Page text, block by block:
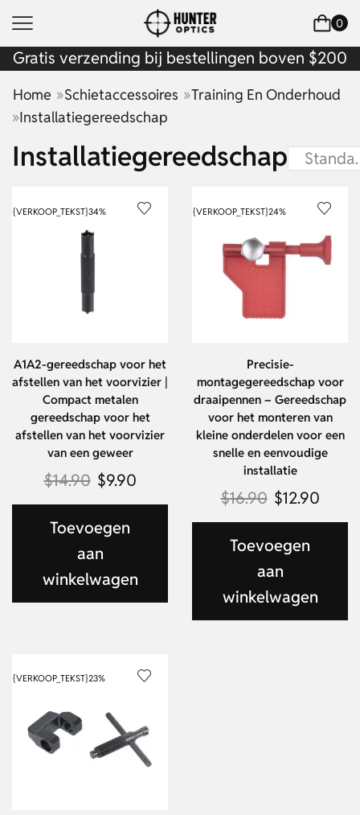
0
Gratis verzending bij bestellingen boven $200
Home »Schietaccessoires »Training En Onderhoud
»Installatiegereedschap
Installatiegereedschap
{VERKOOP_TEKST}34%
A1A2-gereedschap voor het
afstellen van het voorvizier |
Compact metalen
gereedschap voor het
afstellen van het voorvizier
van een geweer
$14.90 $9.90
Toevoegen
aan
winkelwagen
{VERKOOP_TEKST}24%
Precisie-
montagegereedschap voor
draaipennen – Gereedschap
voor het monteren van
kleine onderdelen voor een
snelle en eenvoudige
installatie
$16.90 $12.90
Toevoegen
aan
winkelwagen
{VERKOOP_TEKST}23%